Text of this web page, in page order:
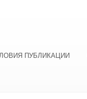
ПУБЛИКАЦИИ